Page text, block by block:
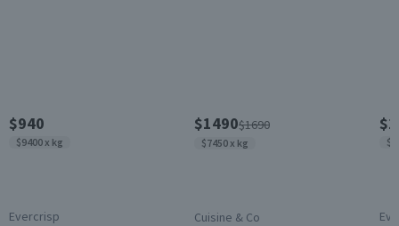
$940
$9400 x kg
Evercrisp
$1490$1690
$7450 x kg
Cuisine & Co